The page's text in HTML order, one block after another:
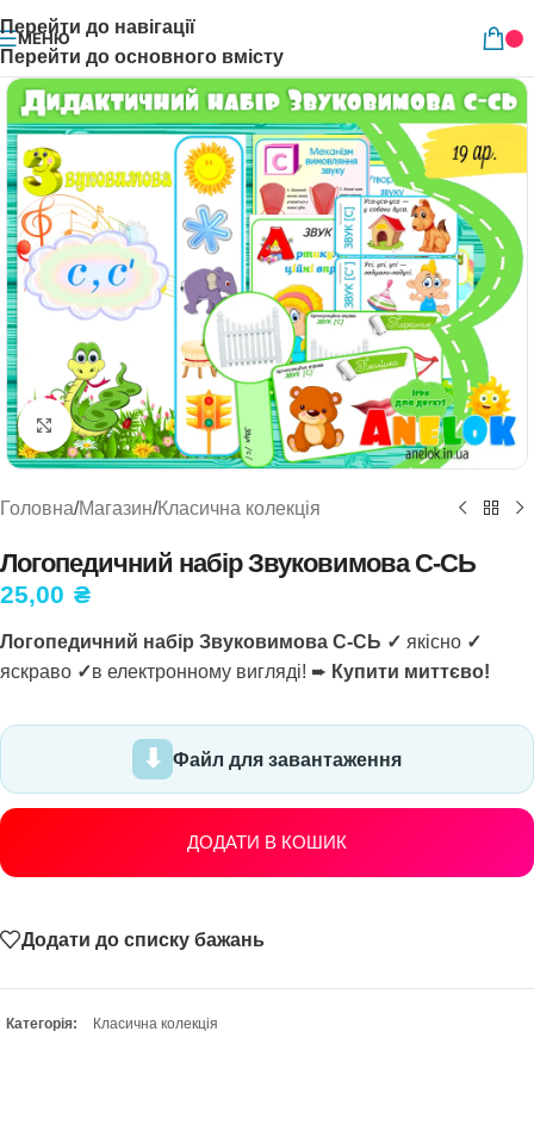
Перейти до навігації
Перейти до основного вмісту
МЕНЮ
Натисніть, щоб збільшити
Головна/Магазин/Класична колекція
Логопедичний набір Звуковимова С-СЬ
25,00 ₴
Логопедичний набір Звуковимова С-СЬ ✓ якісно ✓
яскраво ✓в електронному вигляді! ➨ Купити миттєво!
Файл для завантаження
ДОДАТИ В КОШИК
Додати до списку бажань
Категорія: Класична колекція